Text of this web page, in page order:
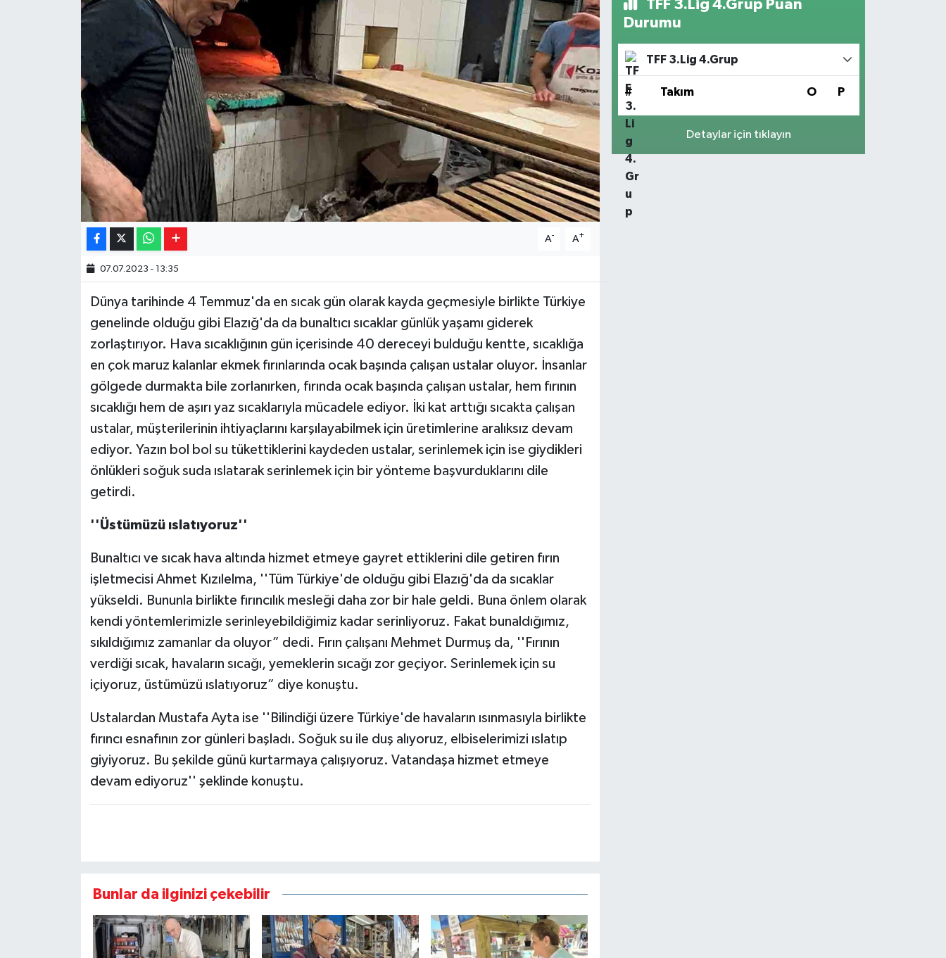
A- A+
07.07.2023 - 13:35
Dünya tarihinde 4 Temmuz'da en sıcak gün olarak kayda geçmesiyle birlikte Türkiye
genelinde olduğu gibi Elazığ'da da bunaltıcı sıcaklar günlük yaşamı giderek
zorlaştırıyor. Hava sıcaklığının gün içerisinde 40 dereceyi bulduğu kentte, sıcaklığa
en çok maruz kalanlar ekmek fırınlarında ocak başında çalışan ustalar oluyor. İnsanlar
gölgede durmakta bile zorlanırken, fırında ocak başında çalışan ustalar, hem fırının
sıcaklığı hem de aşırı yaz sıcaklarıyla mücadele ediyor. İki kat arttığı sıcakta çalışan
ustalar, müşterilerinin ihtiyaçlarını karşılayabilmek için üretimlerine aralıksız devam
ediyor. Yazın bol bol su tükettiklerini kaydeden ustalar, serinlemek için ise giydikleri
önlükleri soğuk suda ıslatarak serinlemek için bir yönteme başvurduklarını dile
getirdi.
''Üstümüzü ıslatıyoruz''
Bunaltıcı ve sıcak hava altında hizmet etmeye gayret ettiklerini dile getiren fırın
işletmecisi Ahmet Kızılelma, ''Tüm Türkiye'de olduğu gibi Elazığ'da da sıcaklar
yükseldi. Bununla birlikte fırıncılık mesleği daha zor bir hale geldi. Buna önlem olarak
kendi yöntemlerimizle serinleyebildiğimiz kadar serinliyoruz. Fakat bunaldığımız,
sıkıldığımız zamanlar da oluyor” dedi. Fırın çalışanı Mehmet Durmuş da, ''Fırının
verdiği sıcak, havaların sıcağı, yemeklerin sıcağı zor geçiyor. Serinlemek için su
içiyoruz, üstümüzü ıslatıyoruz” diye konuştu.
Ustalardan Mustafa Ayta ise ''Bilindiği üzere Türkiye'de havaların ısınmasıyla birlikte
fırıncı esnafının zor günleri başladı. Soğuk su ile duş alıyoruz, elbiselerimizi ıslatıp
giyiyoruz. Bu şekilde günü kurtarmaya çalışıyoruz. Vatandaşa hizmet etmeye
devam ediyoruz'' şeklinde konuştu.
Bunlar da ilginizi çekebilir
TFF 3.Lig 4.Grup Puan
Durumu
TFF 3.Lig 4.Grup
# Takım O P
Detaylar için tıklayın
Resmi ilanlar